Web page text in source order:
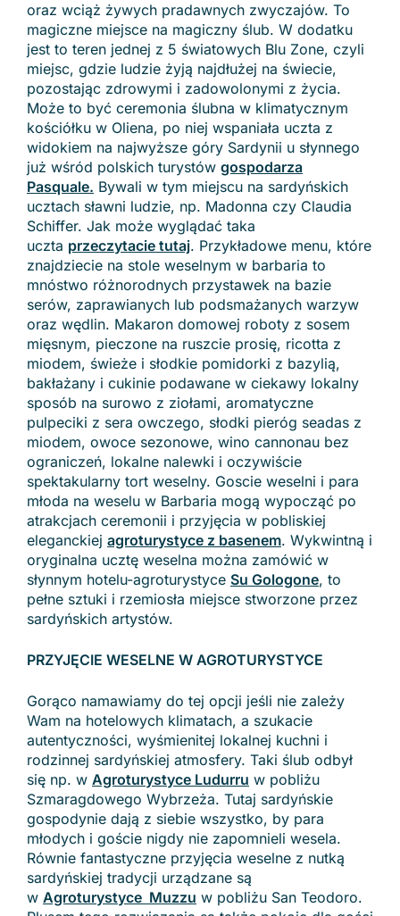
oraz wciąż żywych pradawnych zwyczajów. To
magiczne miejsce na magiczny ślub. W dodatku
jest to teren jednej z 5 światowych Blu Zone, czyli
miejsc, gdzie ludzie żyją najdłużej na świecie,
pozostając zdrowymi i zadowolonymi z życia.
Może to być ceremonia ślubna w klimatycznym
kościółku w Oliena, po niej wspaniała uczta z
widokiem na najwyższe góry Sardynii u słynnego
już wśród polskich turystów gospodarza
Pasquale. Bywali w tym miejscu na sardyńskich
ucztach sławni ludzie, np. Madonna czy Claudia
Schiffer. Jak może wyglądać taka
uczta przeczytacie tutaj. Przykładowe menu, które
znajdziecie na stole weselnym w barbaria to
mnóstwo różnorodnych przystawek na bazie
serów, zaprawianych lub podsmażanych warzyw
oraz wędlin. Makaron domowej roboty z sosem
mięsnym, pieczone na ruszcie prosię, ricotta z
miodem, świeże i słodkie pomidorki z bazylią,
bakłażany i cukinie podawane w ciekawy lokalny
sposób na surowo z ziołami, aromatyczne
pulpeciki z sera owczego, słodki pieróg seadas z
miodem, owoce sezonowe, wino cannonau bez
ograniczeń, lokalne nalewki i oczywiście
spektakularny tort weselny. Goscie weselni i para
młoda na weselu w Barbaria mogą wypocząć po
atrakcjach ceremonii i przyjęcia w pobliskiej
eleganckiej agroturystyce z basenem. Wykwintną i
oryginalna ucztę weselna można zamówić w
słynnym hotelu-agroturystyce Su Gologone, to
pełne sztuki i rzemiosła miejsce stworzone przez
sardyńskich artystów.
PRZYJĘCIE WESELNE W AGROTURYSTYCE
Gorąco namawiamy do tej opcji jeśli nie zależy
Wam na hotelowych klimatach, a szukacie
autentyczności, wyśmienitej lokalnej kuchni i
rodzinnej sardyńskiej atmosfery. Taki ślub odbył
się np. w Agroturystyce Ludurru w pobliżu
Szmaragdowego Wybrzeża. Tutaj sardyńskie
gospodynie dają z siebie wszystko, by para
młodych i goście nigdy nie zapomnieli wesela.
Równie fantastyczne przyjęcia weselne z nutką
sardyńskiej tradycji urządzane są
w Agroturystyce Muzzu w pobliżu San Teodoro.